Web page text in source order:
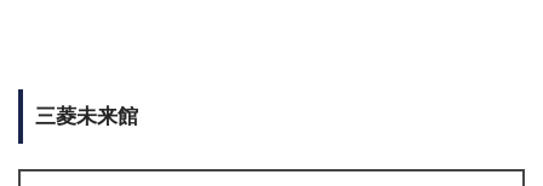
三菱未来館